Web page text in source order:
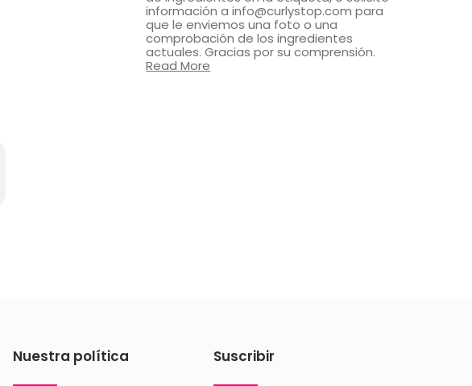
información a info@curlystop.com para
que le enviemos una foto o una
comprobación de los ingredientes
actuales. Gracias por su comprensión.
Read More
Nuestra política Suscribir